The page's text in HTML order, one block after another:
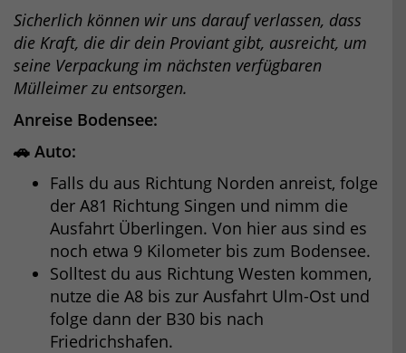
Sicherlich können wir uns darauf verlassen, dass
die Kraft, die dir dein Proviant gibt, ausreicht, um
seine Verpackung im nächsten verfügbaren
Mülleimer zu entsorgen.
Anreise Bodensee:
🚗 Auto:
Falls du aus Richtung Norden anreist, folge
der A81 Richtung Singen und nimm die
Ausfahrt Überlingen. Von hier aus sind es
noch etwa 9 Kilometer bis zum Bodensee.
Solltest du aus Richtung Westen kommen,
nutze die A8 bis zur Ausfahrt Ulm-Ost und
folge dann der B30 bis nach
Friedrichshafen.